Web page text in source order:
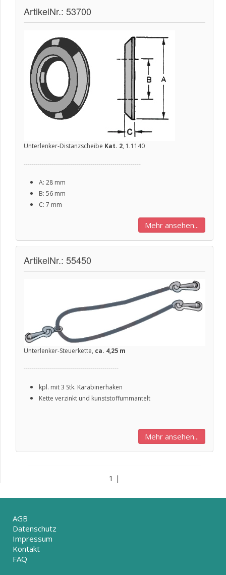
ArtikelNr.: 53700
Unterlenker-Distanzscheibe Kat. 2, 1.1140
----------------------------------------------------------
A: 28 mm
B: 56 mm
C: 7 mm
Mehr ansehen...
ArtikelNr.: 55450
Unterlenker-Steuerkette, ca. 4,25 m
-----------------------------------------------
kpl. mit 3 Stk. Karabinerhaken
Kette verzinkt und kunststoffummantelt
Mehr ansehen...
1 |
AGB
Datenschutz
Impressum
Kontakt
FAQ